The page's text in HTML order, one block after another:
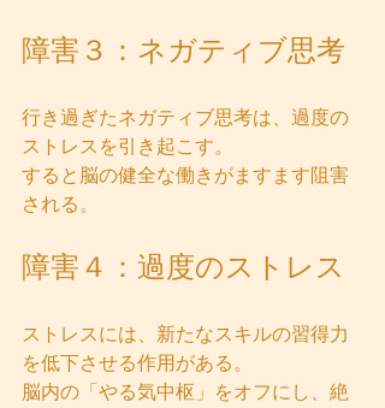
障害３：ネガティブ思考
行き過ぎたネガティブ思考は、過度の
ストレスを引き起こす。
すると脳の健全な働きがますます阻害
される。
障害４：過度のストレス
ストレスには、新たなスキルの習得力
を低下させる作用がある。
脳内の「やる気中枢」をオフにし、絶